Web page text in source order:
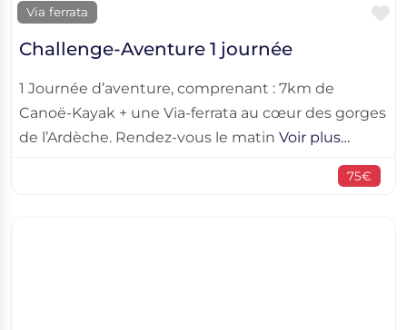
Via ferrata
Challenge-Aventure 1 journée
1 Journée d’aventure, comprenant : 7km de
Canoë-Kayak + une Via-ferrata au cœur des gorges
de l’Ardèche. Rendez-vous le matin Voir plus…
75€